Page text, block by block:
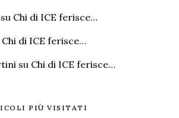
su Chi di ICE ferisce…
Chi di ICE ferisce…
su Chi di ICE ferisce…
PIÙ VISITATI